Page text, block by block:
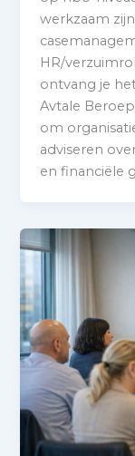
werkzaam
HR/
ontvang je
Avtale
om
adviseren
en financiële